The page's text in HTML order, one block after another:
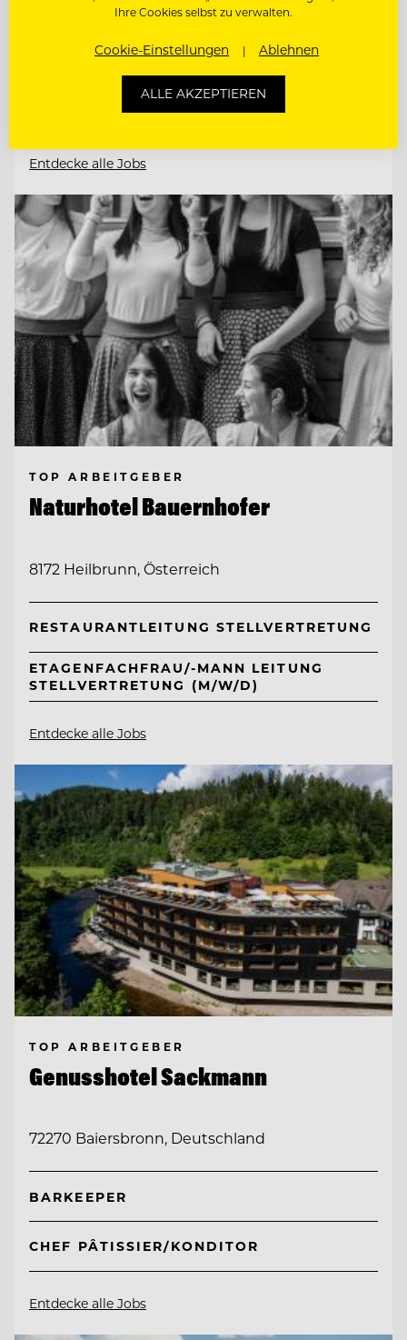
HAUSTECHNIKER (M/W/D)
LEHRLING HOTEL- UND
GASTGEWERBEASSISTENT (M/D/W) HGA
Entdecke alle Jobs
TOP ARBEITGEBER
Naturhotel Bauernhofer
8172 Heilbrunn, Österreich
RESTAURANTLEITUNG STELLVERTRETUNG
ETAGENFACHFRAU/-MANN LEITUNG
STELLVERTRETUNG (M/W/D)
Entdecke alle Jobs
TOP ARBEITGEBER
Genusshotel Sackmann
72270 Baiersbronn, Deutschland
BARKEEPER
CHEF PÂTISSIER/KONDITOR
Entdecke alle Jobs
Ihre Cookies selbst zu verwalten.
Cookie-Einstellungen Ablehnen
ALLE AKZEPTIEREN